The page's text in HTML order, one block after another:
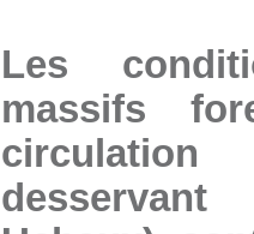
Les
massifs